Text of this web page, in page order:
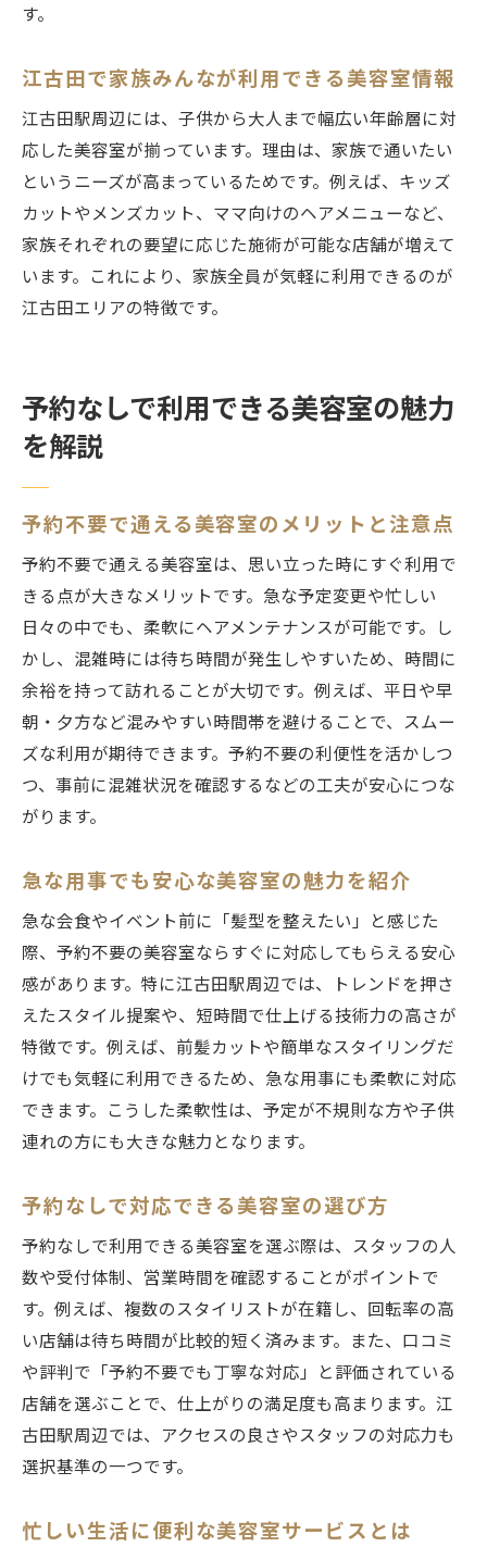
す。
江古田で家族みんなが利用できる美容室情報
江古田駅周辺には、子供から大人まで幅広い年齢層に対
応した美容室が揃っています。理由は、家族で通いたい
というニーズが高まっているためです。例えば、キッズ
カットやメンズカット、ママ向けのヘアメニューなど、
家族それぞれの要望に応じた施術が可能な店舗が増えて
います。これにより、家族全員が気軽に利用できるのが
江古田エリアの特徴です。
予約なしで利用できる美容室の魅力
を解説
予約不要で通える美容室のメリットと注意点
予約不要で通える美容室は、思い立った時にすぐ利用で
きる点が大きなメリットです。急な予定変更や忙しい
日々の中でも、柔軟にヘアメンテナンスが可能です。し
かし、混雑時には待ち時間が発生しやすいため、時間に
余裕を持って訪れることが大切です。例えば、平日や早
朝・夕方など混みやすい時間帯を避けることで、スムー
ズな利用が期待できます。予約不要の利便性を活かしつ
つ、事前に混雑状況を確認するなどの工夫が安心につな
がります。
急な用事でも安心な美容室の魅力を紹介
急な会食やイベント前に「髪型を整えたい」と感じた
際、予約不要の美容室ならすぐに対応してもらえる安心
感があります。特に江古田駅周辺では、トレンドを押さ
えたスタイル提案や、短時間で仕上げる技術力の高さが
特徴です。例えば、前髪カットや簡単なスタイリングだ
けでも気軽に利用できるため、急な用事にも柔軟に対応
できます。こうした柔軟性は、予定が不規則な方や子供
連れの方にも大きな魅力となります。
予約なしで対応できる美容室の選び方
予約なしで利用できる美容室を選ぶ際は、スタッフの人
数や受付体制、営業時間を確認することがポイントで
す。例えば、複数のスタイリストが在籍し、回転率の高
い店舗は待ち時間が比較的短く済みます。また、口コミ
や評判で「予約不要でも丁寧な対応」と評価されている
店舗を選ぶことで、仕上がりの満足度も高まります。江
古田駅周辺では、アクセスの良さやスタッフの対応力も
選択基準の一つです。
忙しい生活に便利な美容室サービスとは